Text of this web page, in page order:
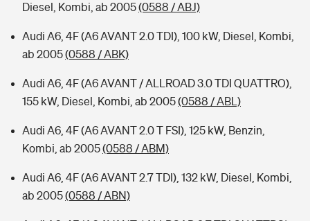
Diesel, Kombi, ab 2005(0588 / ABJ)
Audi A6, 4F (A6 AVANT 2.0 TDI), 100 kW, Diesel, Kombi,
ab 2005(0588 / ABK)
Audi A6, 4F (A6 AVANT / ALLROAD 3.0 TDI QUATTRO),
155 kW, Diesel, Kombi, ab 2005(0588 / ABL)
Audi A6, 4F (A6 AVANT 2.0 T FSI), 125 kW, Benzin,
Kombi, ab 2005(0588 / ABM)
Audi A6, 4F (A6 AVANT 2.7 TDI), 132 kW, Diesel, Kombi,
ab 2005(0588 / ABN)